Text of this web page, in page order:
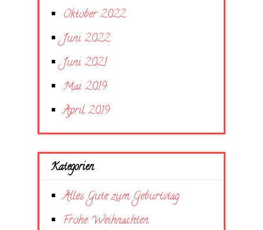
Oktober 2022
Juni 2022
Juni 2021
Mai 2019
April 2019
Kategorien
Alles Gute zum Geburtstag
Frohe Weihnachten